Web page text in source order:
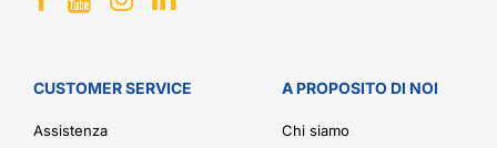
CUSTOMER SERVICE
Assistenza
A PROPOSITO DI NOI
Chi siamo